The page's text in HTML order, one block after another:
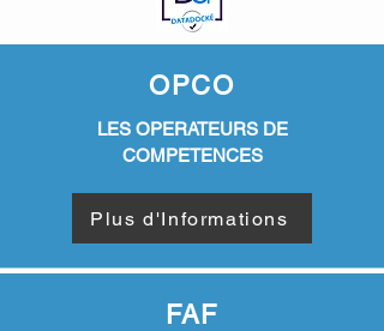
OPCO
LES OPERATEURS DE
COMPETENCES
Plus d'Informations
FAF